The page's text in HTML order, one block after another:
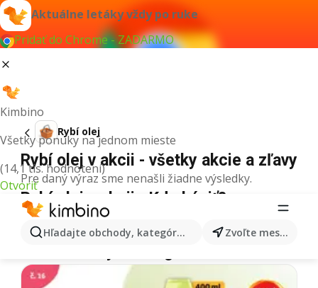
Aktuálne letáky vždy po ruke
Pridať do Chrome - ZADARMO
Kimbino
Všetky ponuky na jednom mieste
(14,1 tis. hodnotení)
Otvoriť
Hľadajte obchody, kategórie, produkty... Zvoľte mesto
Rybí olej
Rybí olej v akcii - všetky akcie a zľavy
Pre daný výraz sme nenašli žiadne výsledky.
Rybí olej v akcii - Kde kúpiť?